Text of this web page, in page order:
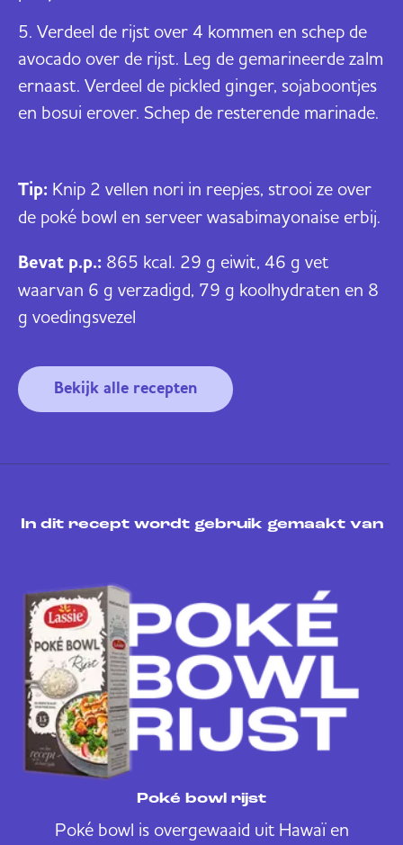
Verdeel de rijst over 4 kommen en schep de
avocado over de rijst. Leg de gemarineerde zalm
ernaast. Verdeel de pickled ginger, sojaboontjes
en bosui erover. Schep de resterende marinade.
Tip: Knip 2 vellen nori in reepjes, strooi ze over
de poké bowl en serveer wasabimayonaise erbij.
Bevat p.p.: 865 kcal. 29 g eiwit, 46 g vet
waarvan 6 g verzadigd, 79 g koolhydraten en 8
g voedingsvezel
Bekijk alle recepten
In dit recept wordt gebruik gemaakt van
Poké bowl rijst
Poké bowl is overgewaaid uit Hawaï en